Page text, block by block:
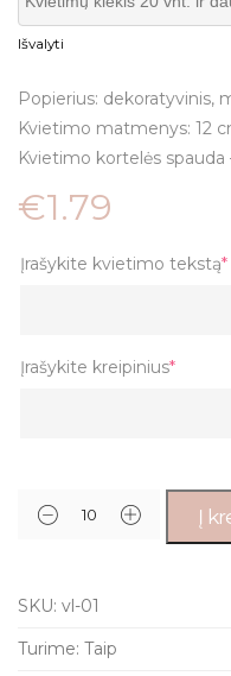
Išvalyti
Popierius: dekoratyvinis,
Kvietimo matmenys: 12
Kvietimo kortelės spauda
€1.79
Įrašykite kvietimo tekstą*
Įrašykite kreipinius*
Į
SKU: vl-01
Turime: Taip